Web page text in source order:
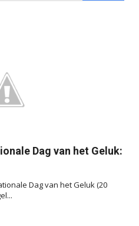
Dag van het Geluk:
Dag van het Geluk (20